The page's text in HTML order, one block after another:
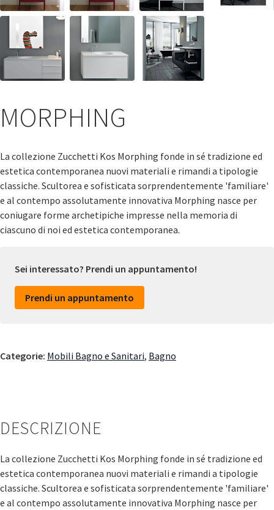
MORPHING
La collezione Zucchetti Kos Morphing fonde in sé tradizione ed
estetica contemporanea nuovi materiali e rimandi a tipologie
classiche. Scultorea e sofisticata sorprendentemente 'familiare'
e al contempo assolutamente innovativa Morphing nasce per
coniugare forme archetipiche impresse nella memoria di
ciascuno di noi ed estetica contemporanea.
Sei interessato? Prendi un appuntamento!
Prendi un appuntamento
Categorie: Mobili Bagno e Sanitari, Bagno
DESCRIZIONE
La collezione Zucchetti Kos Morphing fonde in sé tradizione ed
estetica contemporanea nuovi materiali e rimandi a tipologie
classiche. Scultorea e sofisticata sorprendentemente 'familiare'
e al contempo assolutamente innovativa Morphing nasce per